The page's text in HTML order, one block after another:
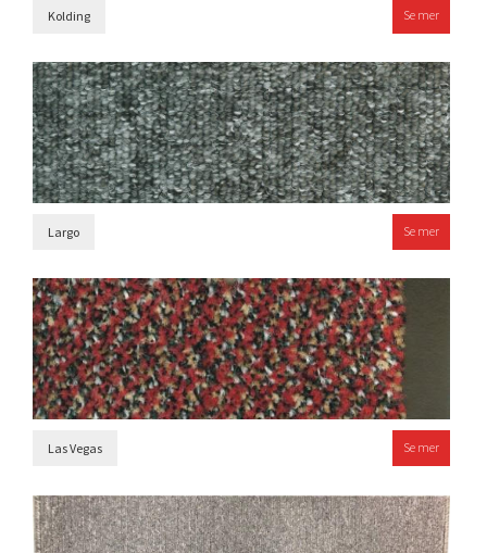
Kolding Se mer
Largo Se mer
Las Vegas Se mer